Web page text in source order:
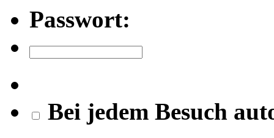
Passwort:
Bei jedem Besuch